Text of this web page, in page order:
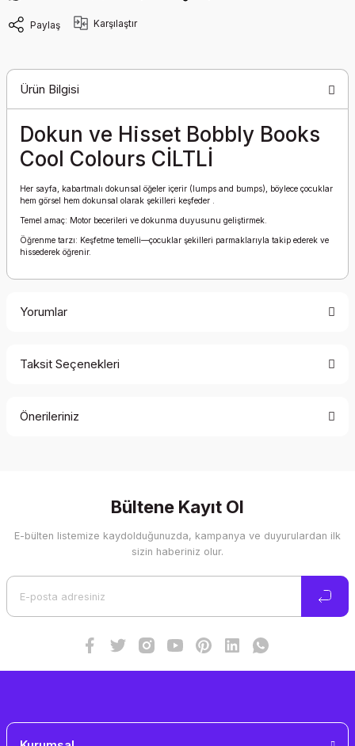
Paylaş Karşılaştır
Ürün Bilgisi
Dokun ve Hisset Bobbly Books
Cool Colours CİLTLİ
Her sayfa, kabartmalı dokunsal öğeler içerir (lumps and bumps), böylece çocuklar
hem görsel hem dokunsal olarak şekilleri keşfeder .
Temel amaç: Motor becerileri ve dokunma duyusunu geliştirmek.
Öğrenme tarzı: Keşfetme temelli—çocuklar şekilleri parmaklarıyla takip ederek ve
hissederek öğrenir.
Yorumlar
Taksit Seçenekleri
Önerileriniz
Görüş ve önerileriniz için teşekkür ederiz.
Ürün resmi kalitesiz, bozuk veya görüntülenemiyor.
Bültene Kayıt Ol
E-bülten listemize kaydolduğunuzda, kampanya ve duyurulardan ilk
sizin haberiniz olur.